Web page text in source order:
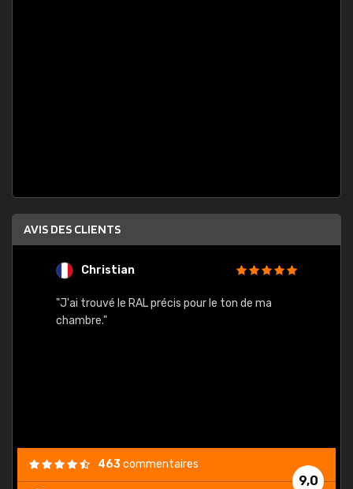
AVIS DES CLIENTS
Christian
"J'ai trouvé le RAL précis pour le ton de ma
chambre."
9,0
463commentaires